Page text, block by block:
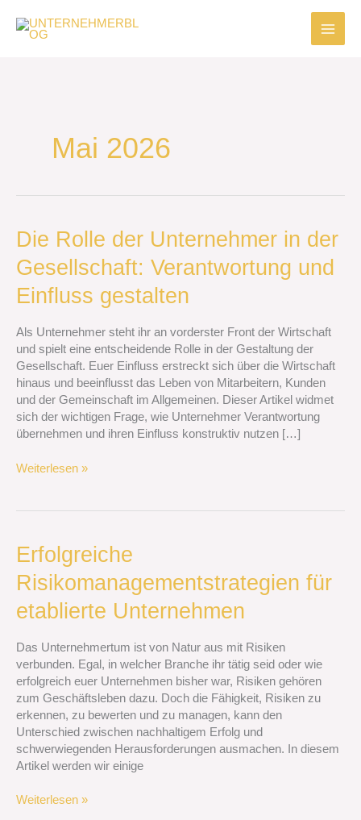
Inhalt
springen
Mai 2026
Die Rolle der Unternehmer in der
Gesellschaft: Verantwortung und
Einfluss gestalten
Als Unternehmer steht ihr an vorderster Front der Wirtschaft
und spielt eine entscheidende Rolle in der Gestaltung der
Gesellschaft. Euer Einfluss erstreckt sich über die Wirtschaft
hinaus und beeinflusst das Leben von Mitarbeitern, Kunden
und der Gemeinschaft im Allgemeinen. Dieser Artikel widmet
sich der wichtigen Frage, wie Unternehmer Verantwortung
übernehmen und ihren Einfluss konstruktiv nutzen […]
Die
Rolle
der
in
Gesellschaft:
Verantwortung
und
Einfluss
gestalten
Weiterlesen »
Erfolgreiche
Risikomanagementstrategien für
etablierte Unternehmen
Das Unternehmertum ist von Natur aus mit Risiken
verbunden. Egal, in welcher Branche ihr tätig seid oder wie
erfolgreich euer Unternehmen bisher war, Risiken gehören
zum Geschäftsleben dazu. Doch die Fähigkeit, Risiken zu
erkennen, zu bewerten und zu managen, kann den
Unterschied zwischen nachhaltigem Erfolg und
schwerwiegenden Herausforderungen ausmachen. In diesem
Artikel werden wir einige
Erfolgreiche
Risikomanagementstrategien
für
Unternehmen
Weiterlesen »